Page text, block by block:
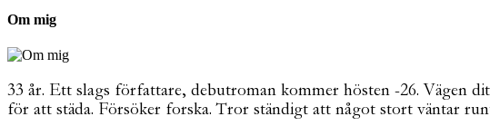
Om mig
33 år. Ett slags författare, debutroman kommer hösten -26. Vägen
för att städa. Försöker forska. Tror ständigt att något stort väntar